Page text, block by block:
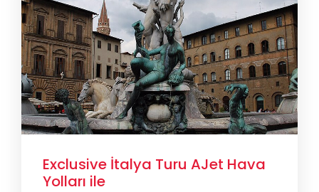
Exclusive İtalya Turu AJet Hava
Yolları ile